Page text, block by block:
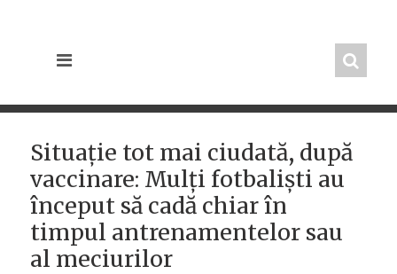
Situație tot mai ciudată, după
vaccinare: Mulți fotbaliști au
început să cadă chiar în
timpul antrenamentelor sau
al meciurilor